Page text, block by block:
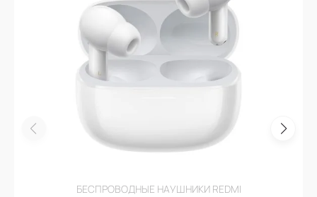
БЕСПРОВОДНЫЕ НАУШНИКИ REDMI